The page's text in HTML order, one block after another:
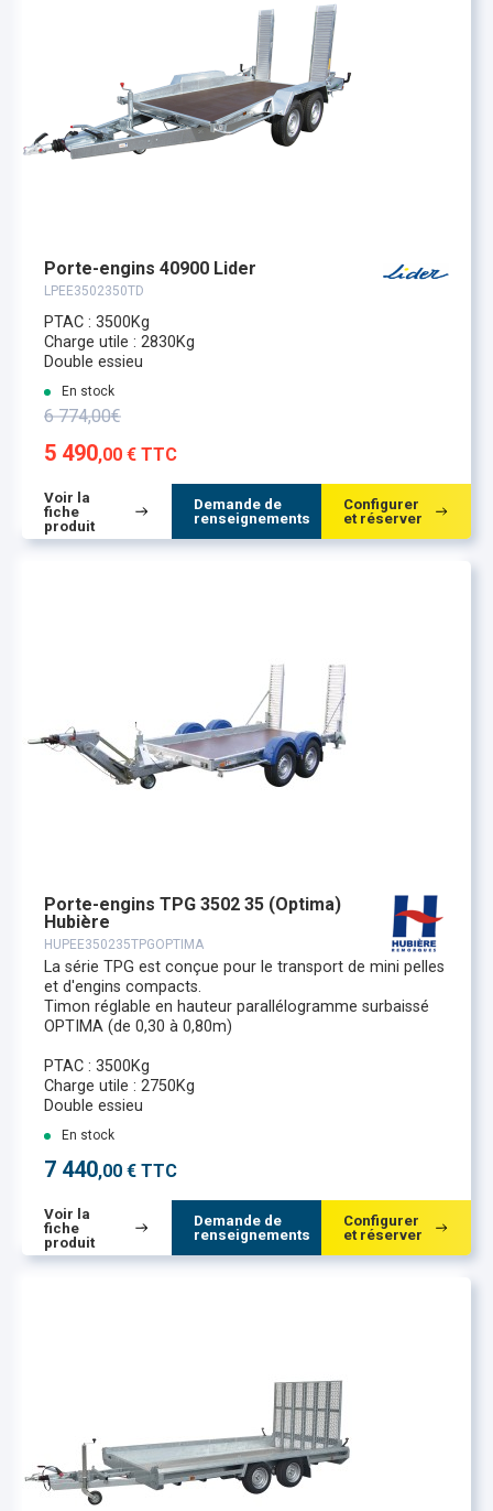
Porte-engins 40900 Lider
LPEE3502350TD
PTAC : 3500Kg
Charge utile : 2830Kg
Double essieu
En stock
6 774,00€
5 490,00 € TTC
Voir la
fiche
produit
Demande de
renseignements
Configurer
et réserver
Porte-engins TPG 3502 35 (Optima)
Hubière
HUPEE350235TPGOPTIMA
La série TPG est conçue pour le transport de mini pelles
et d'engins compacts.
Timon réglable en hauteur parallélogramme surbaissé
OPTIMA (de 0,30 à 0,80m)
PTAC : 3500Kg
Charge utile : 2750Kg
Double essieu
En stock
7 440,00 € TTC
Voir la
fiche
produit
Demande de
renseignements
Configurer
et réserver